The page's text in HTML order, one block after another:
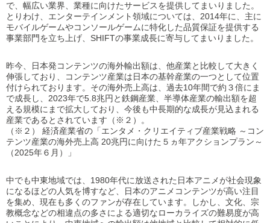
で、幅広い業界、業種に向けたサービスを提供してまいりました。
とりわけ、エンターテインメント領域については、2014年に、主に
モバイルゲームやコンソールゲームに特化した品質保証を提供する
事業部門を立ち上げ、SHIFTの事業成長に寄与してまいりました。
昨今、日本発コンテンツの海外輸出額は、他産業と比較して大きく
伸張しており、コンテンツ産業は日本の基幹産業の一つとして位置
付けられております。その海外売上高は、過去10年間で約３倍にま
で成長し、2023年で5.8兆円と鉄鋼産業、半導体産業の輸出額を超
える規模にまで拡大しており、今後も中長期的な成長が見込まれる
産業であるとされています（※２）。
（※２） 経済産業省の「エンタメ・クリエイティブ産業戦略 ～コン
テンツ産業の海外売上高 20兆円に向けた５ヵ年アクションプラン～
（2025年６月）」
中でも中東地域では、1980年代に放送された日本アニメが社会現象
になるほどの人気を博すなど、日本のアニメコンテンツが高い注目
を集め、現在も多くのファンが存在しています。しかし、文化、宗
教概念などの相違点の多さによる適切なローカライズの難易度が高